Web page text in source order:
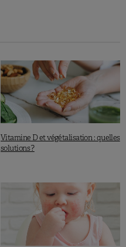
Vitamine D et végétalisation : quelles
solutions ?